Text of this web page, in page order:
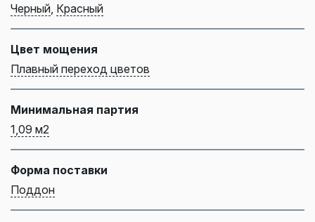
Черный Красный
Цвет мощения
Плавный переход цветов
Минимальная партия
1,09 м2
Форма поставки
Поддон